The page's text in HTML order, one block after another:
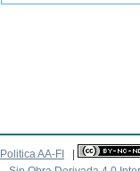
Politica AA-FI